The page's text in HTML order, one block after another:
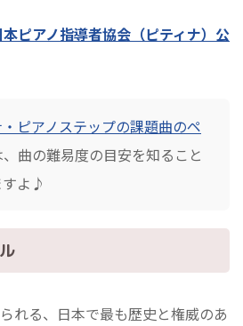
ピアノ指導者協会（ピティナ）公
・ピアノステップの課題曲のペ
曲の難易度の目安を知ること
すよ♪
れる、日本で最も歴史と権威のあ